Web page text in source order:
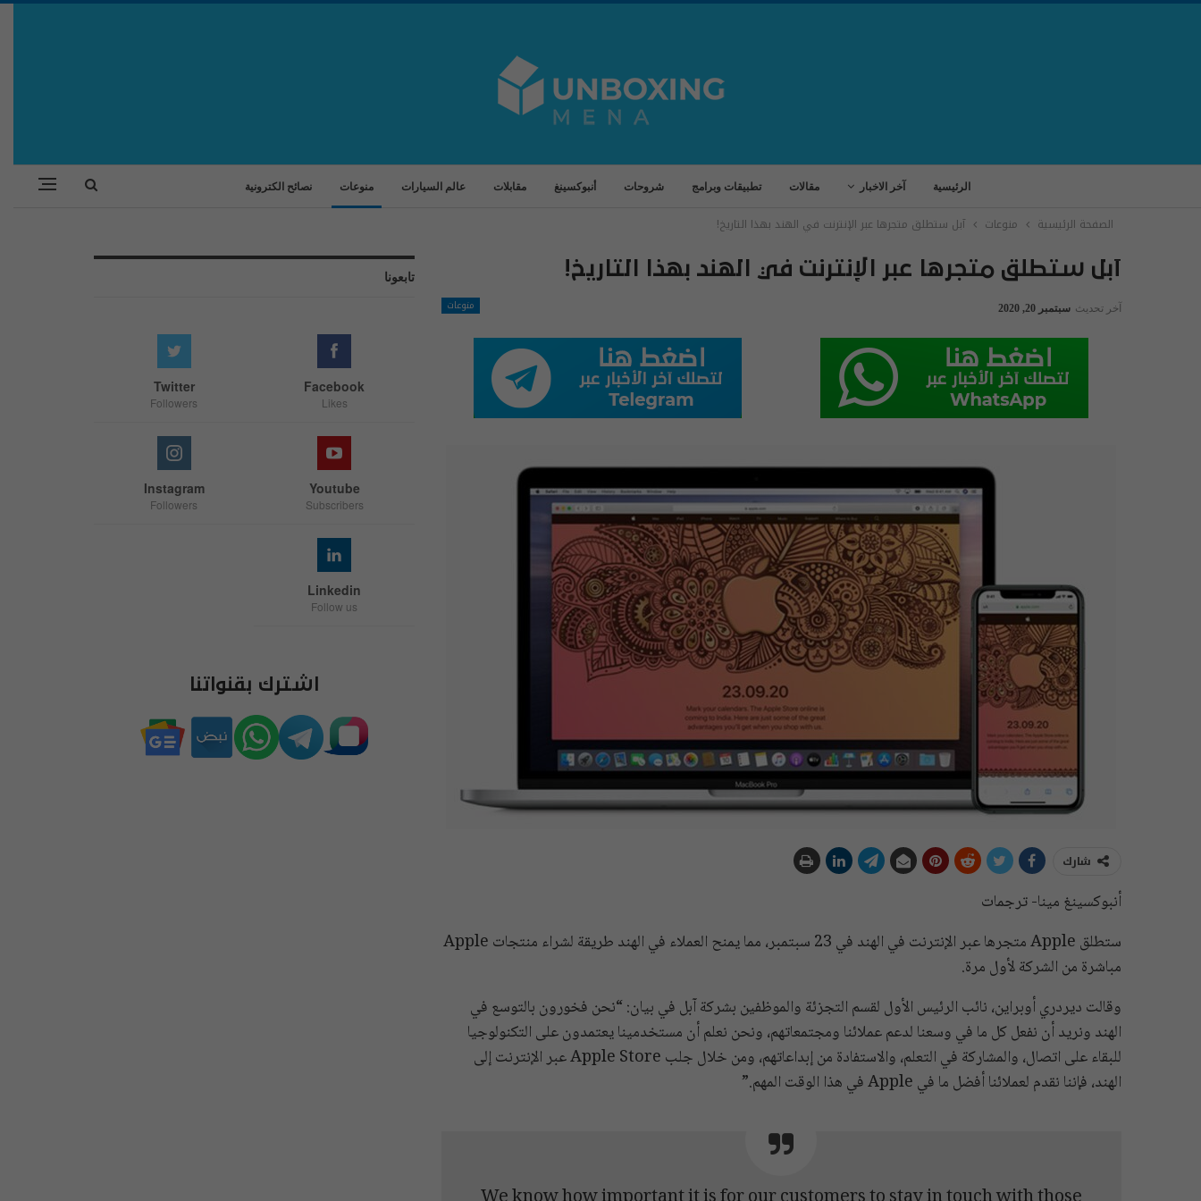
الرئيسية آخر الاخبار مقالات تطبيقات وبرامج شروحات أنبوكسينغ مقابلات عالم السيارات منوعات نصائح الكترونية
الصفحة الرئيسية منوعات آبل ستطلق متجرها عبر الإنترنت في الهند بهذا التاريخ!
آبل ستطلق متجرها عبر الإنترنت في الهند بهذا التاريخ!
منوعات آخر تحديث سبتمبر 20, 2020
شارك
أنبوكسينغ مينا- ترجمات
ستطلق Apple متجرها عبر الإنترنت في الهند في 23 سبتمبر، مما يمنح العملاء في الهند طريقة لشراء منتجات Apple
مباشرة من الشركة لأول مرة.
وقالت ديردري أوبراين، نائب الرئيس الأول لقسم التجزئة والموظفين بشركة آبل في بيان: “نحن فخورون بالتوسع في
الهند ونريد أن نفعل كل ما في وسعنا لدعم عملائنا ومجتمعاتهم، ونحن نعلم أن مستخدمينا يعتمدون على التكنولوجيا
للبقاء على اتصال، والمشاركة في التعلم، والاستفادة من إبداعاتهم، ومن خلال جلب Apple Store عبر الإنترنت إلى
الهند، فإننا نقدم لعملائنا أفضل ما في Apple في هذا الوقت المهم.”
تابعونا
Facebook
Likes
Twitter
Followers
Youtube
Subscribers
Instagram
Followers
Linkedin
Follow us
اشترك بقنواتنا